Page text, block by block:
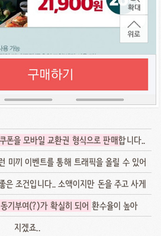
쿠폰을 모바일 교환권 형식으로 판매합니다..
미끼 이벤트를 통해 트래픽을 올릴 수 있어
은 조건입니다.. 소액이지만 돈을 주고 사게
기부여(?)가 확실히 되어 환수율이 높아
지겠죠..